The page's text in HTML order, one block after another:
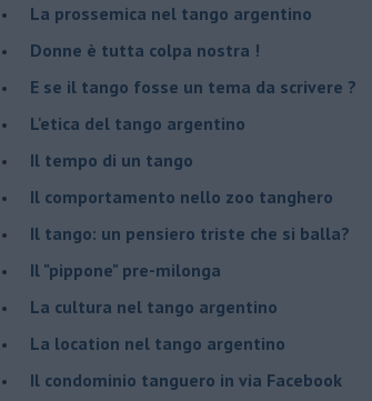
La prossemica nel tango argentino
Donne è tutta colpa nostra !
E se il tango fosse un tema da scrivere ?
L'etica del tango argentino
Il tempo di un tango
Il comportamento nello zoo tanghero
Il tango: un pensiero triste che si balla?
Il "pippone" pre-milonga
La cultura nel tango argentino
La location nel tango argentino
Il condominio tanguero in via Facebook